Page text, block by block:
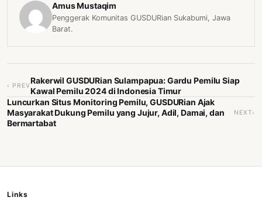
Amus Mustaqim
Penggerak Komunitas GUSDURian Sukabumi, Jawa
Barat.
‹ PREV
Rakerwil GUSDURian Sulampapua: Gardu Pemilu Siap
Kawal Pemilu 2024 di Indonesia Timur
Luncurkan Situs Monitoring Pemilu, GUSDURian Ajak
Masyarakat Dukung Pemilu yang Jujur, Adil, Damai, dan
Bermartabat
NEXT›
Links